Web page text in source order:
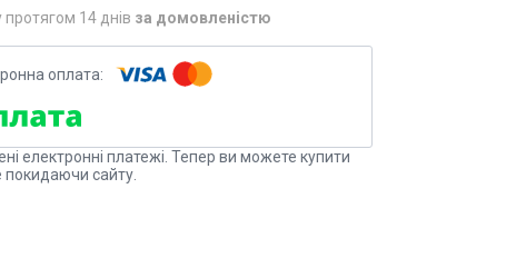
14 днів за домовленістю
електронні платежі. Тепер ви можете купити
сайту.